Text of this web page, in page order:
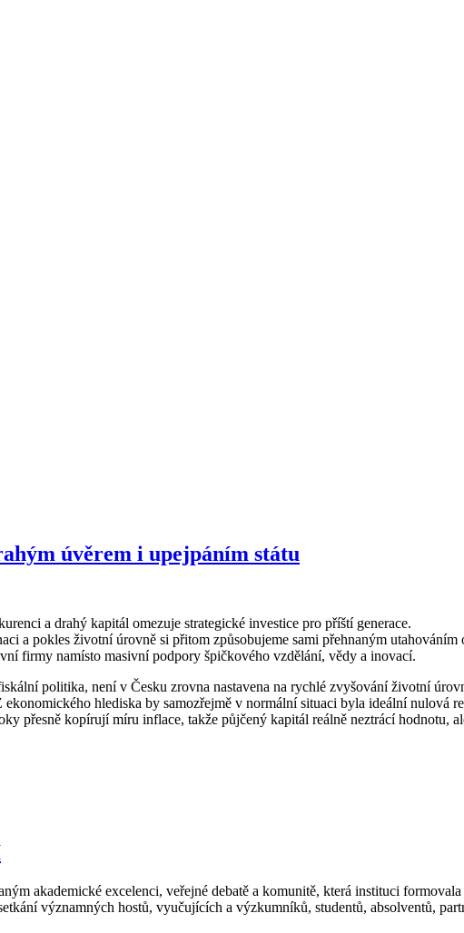
úvěrem i upejpáním státu
a drahý kapitál omezuje strategické investice pro příští generace.
a pokles životní úrovně si přitom způsobujeme sami přehnaným utahováním
firmy namísto masivní podpory špičkového vzdělání, vědy a inovací.
politika, není v Česku zrovna nastavena na rychlé zvyšování životní
hlediska by samozřejmě v normální situaci byla ideální nulová
přesně kopírují míru inflace, takže půjčený kapitál reálně neztrácí hodnotu,
akademické excelenci, veřejné debatě a komunitě, která instituci
významných hostů, vyučujících a výzkumníků, studentů, absolventů,